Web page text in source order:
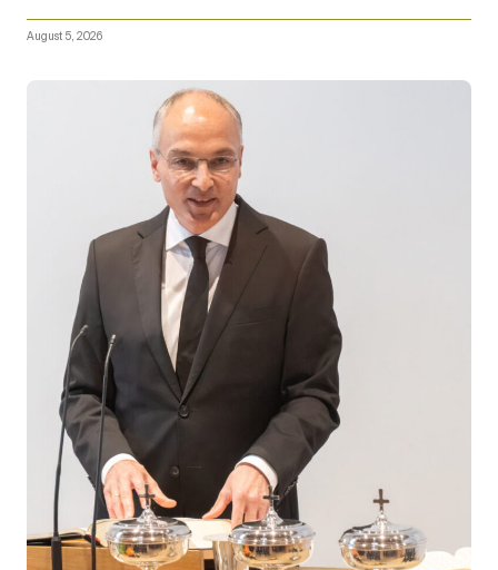
August 5, 2026